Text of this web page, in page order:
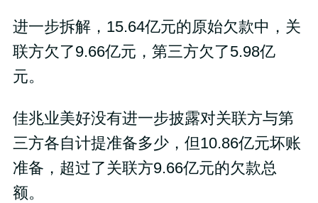
进一步拆解，15.64亿元的原始欠款中，关
联方欠了9.66亿元，第三方欠了5.98亿
元。
佳兆业美好没有进一步披露对关联方与第
三方各自计提准备多少，但10.86亿元坏账
准备，超过了关联方9.66亿元的欠款总
额。